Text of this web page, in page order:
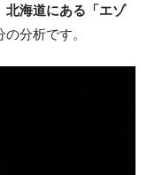
北海道にある「エゾ
分析です。